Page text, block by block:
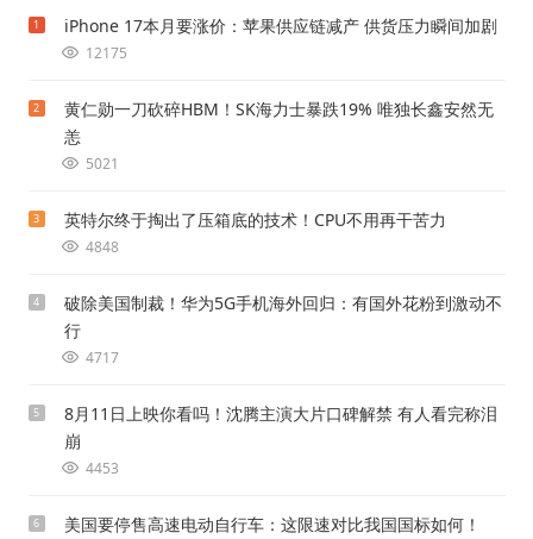
1 iPhone 17本月要涨价：苹果供应链减产 供货压力瞬间加剧
12175
2
黄仁勋一刀砍碎HBM！SK海力士暴跌19% 唯独长鑫安然无
恙
5021
3 英特尔终于掏出了压箱底的技术！CPU不用再干苦力
4848
4
破除美国制裁！华为5G手机海外回归：有国外花粉到激动不
行
4717
5
8月11日上映你看吗！沈腾主演大片口碑解禁 有人看完称泪
崩
4453
6 美国要停售高速电动自行车：这限速对比我国国标如何！